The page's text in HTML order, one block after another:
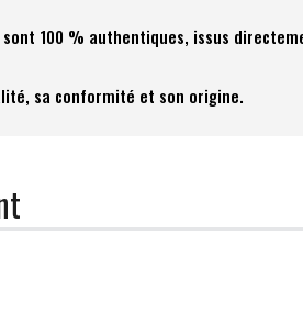
100 % authentiques, issus
sa conformité et son origine.